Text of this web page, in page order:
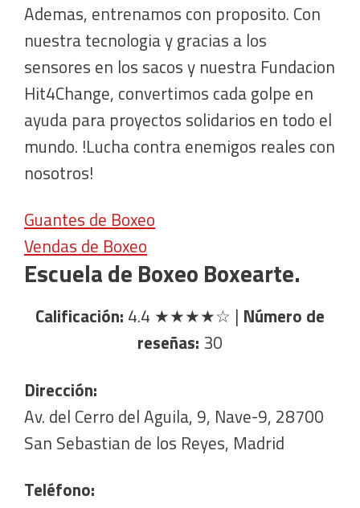
Ademas, entrenamos con proposito. Con
nuestra tecnologia y gracias a los
sensores en los sacos y nuestra Fundacion
Hit4Change, convertimos cada golpe en
ayuda para proyectos solidarios en todo el
mundo. !Lucha contra enemigos reales con
nosotros!
Guantes de Boxeo
Vendas de Boxeo
Escuela de Boxeo Boxearte.
Calificación: 4.4 ★★★★☆ | Número de
reseñas: 30
Dirección:
Av. del Cerro del Aguila, 9, Nave-9, 28700
San Sebastian de los Reyes, Madrid
Teléfono: